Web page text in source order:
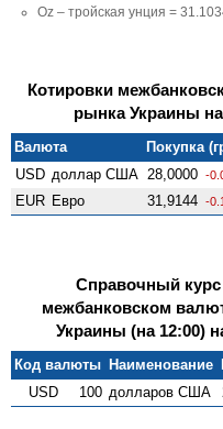
Oz – тройская унция =
Котировки
рынка Украины на
Валюта Покупка
USD доллар США 28,0000 -
EUR Евро 31,9144 -
Справочный
межбанковском
Украины (на 12:00)
Код валюты Наименование
USD
100 долларов США